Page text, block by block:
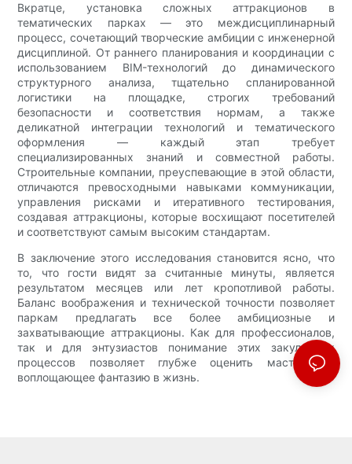
Вкратце, установка сложных аттракционов в
тематических парках — это междисциплинарный
процесс, сочетающий творческие амбиции с инженерной
дисциплиной. От раннего планирования и координации с
использованием BIM-технологий до динамического
структурного анализа, тщательно спланированной
логистики на площадке, строгих требований
безопасности и соответствия нормам, а также
деликатной интеграции технологий и тематического
оформления — каждый этап требует
специализированных знаний и совместной работы.
Строительные компании, преуспевающие в этой области,
отличаются превосходными навыками коммуникации,
управления рисками и итеративного тестирования,
создавая аттракционы, которые восхищают посетителей
и соответствуют самым высоким стандартам.
В заключение этого исследования становится ясно, что
то, что гости видят за считанные минуты, является
результатом месяцев или лет кропотливой работы.
Баланс воображения и технической точности позволяет
паркам предлагать все более амбициозные и
захватывающие аттракционы. Как для профессионалов,
так и для энтузиастов понимание этих закулисных
процессов позволяет глубже оценить мастерство,
воплощающее фантазию в жизнь.